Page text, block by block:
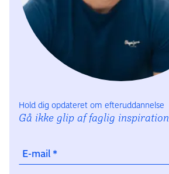
Hold dig opdateret om efteruddannelse
Gå ikke glip af faglig inspiration
E-mail *